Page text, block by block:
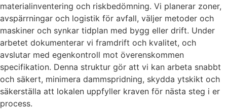
materialinventering och riskbedömning. Vi planerar zoner,
avspärrningar och logistik för avfall, väljer metoder och
maskiner och synkar tidplan med bygg eller drift. Under
arbetet dokumenterar vi framdrift och kvalitet, och
avslutar med egenkontroll mot överenskommen
specifikation. Denna struktur gör att vi kan arbeta snabbt
och säkert, minimera dammspridning, skydda ytskikt och
säkerställa att lokalen uppfyller kraven för nästa steg i er
process.